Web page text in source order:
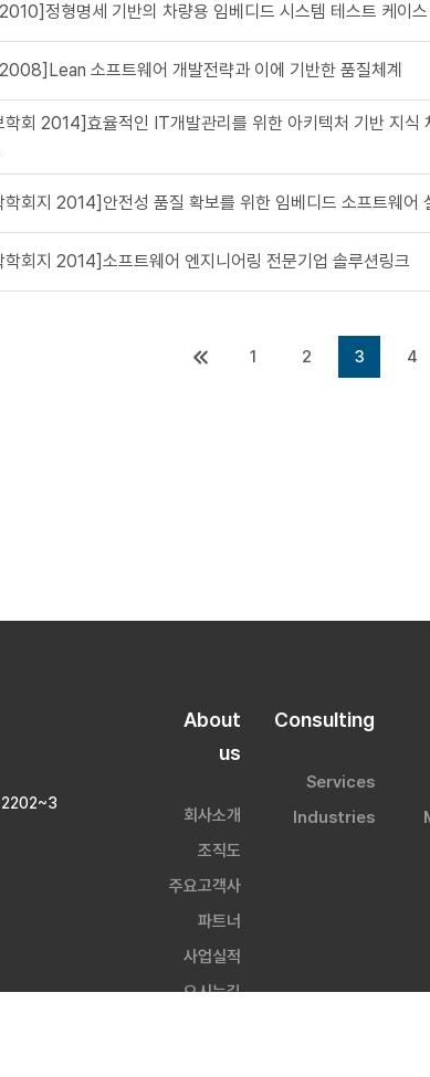
정형명세 기반의 차량용 임베디드 시스템 테스트 케이
소프트웨어 개발전략과 이에 기반한 품질체계
학회 2014]효율적인 IT개발관리를 위한 아키텍처 기반 지식
학회지 2014]안전성 품질 확보를 위한 임베디드 소프트웨어
학회지 2014]소프트웨어 엔지니어링 전문기업 솔루션링크
1 2 3 4
About
us
회사소개
조직도
주요고객사
파트너
사업실적
오시는길
Consulting
Services
Industries